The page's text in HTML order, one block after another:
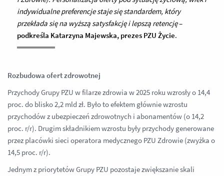
indywidualne preferencje staje się standardem, który
przekłada się na wyższą satysfakcję i lepszą retencję–
podkreśla Katarzyna Majewska, prezes PZU Życie.
Rozbudowa ofert zdrowotnej
Przychody Grupy PZU w filarze zdrowia w 2025 roku wzrosły o 14,4
proc. do blisko 2,2 mld zł. Było to efektem głównie wzrostu
przychodów z ubezpieczeń zdrowotnych i abonamentów (o 14,2
proc. r/r). Drugim składnikiem wzrostu były przychody generowane
przez placówki sieci operatora medycznego PZU Zdrowie (zwyżka o
14,5 proc. r/r).
Jednym z priorytetów Grupy PZU pozostaje zwiększanie skali